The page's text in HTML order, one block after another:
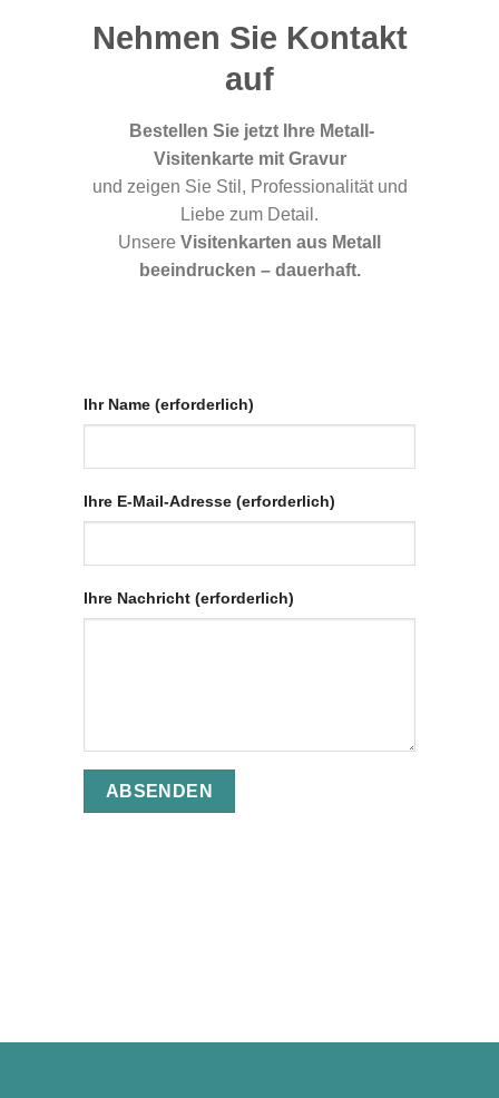
Nehmen Sie Kontakt
auf
Bestellen Sie jetzt Ihre Metall-
Visitenkarte mit Gravur
und zeigen Sie Stil, Professionalität und
Liebe zum Detail.
Unsere Visitenkarten aus Metall
beeindrucken – dauerhaft.
Ihr Name (erforderlich)
Ihre E-Mail-Adresse (erforderlich)
Ihre Nachricht (erforderlich)